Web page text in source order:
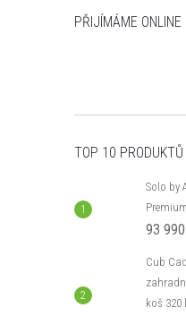
PŘIJÍMÁME
TOP 10 PRODUKTŮ
Solo by
93
Cub
koš 320